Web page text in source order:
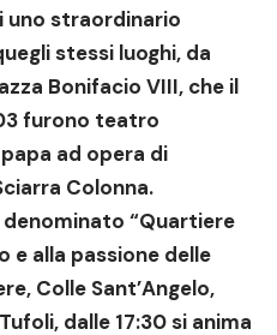
uno straordinario
stessi luoghi, da
Bonifacio VIII, che il
furono teatro
ad opera di
Colonna.
denominato “Quartiere
e alla passione delle
Colle Sant’Angelo,
, dalle 17:30 si anima